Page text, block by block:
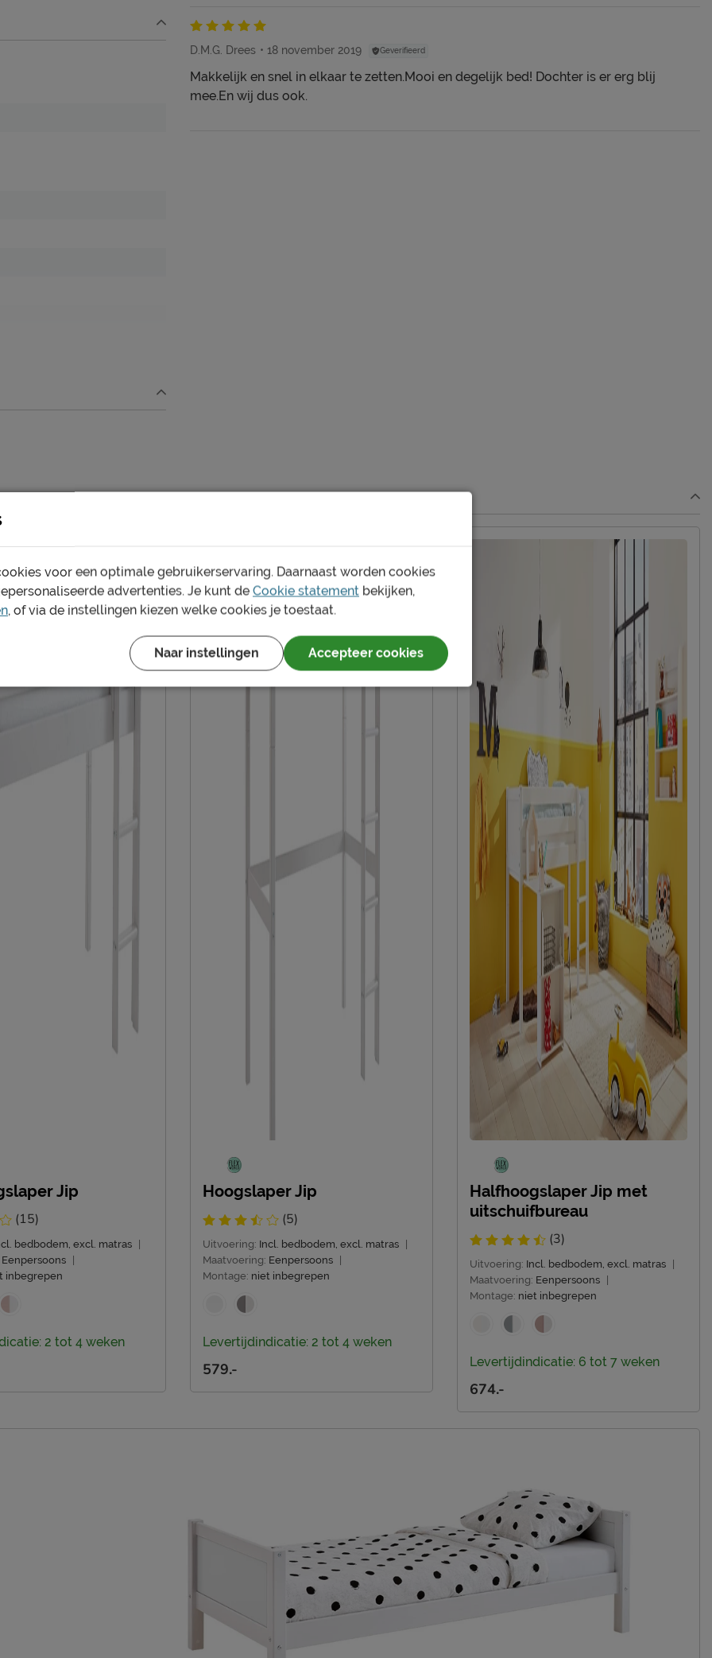
D.M.G. Drees 18 november 2019 Geverifieerd
Makkelijk en snel in elkaar te zetten.Mooi en degelijk bed! Dochter is er erg blij
mee.En wij dus ook.
én schoon houden. Alle
de bijpassende
Jip
(15)
bedbodem, excl. matras
Eenpersoons
inbegrepen
2 tot 4 weken
Hoogslaper Jip
(5)
Uitvoering: Incl. bedbodem, excl. matras
Maatvoering: Eenpersoons
Montage: niet inbegrepen
Levertijdindicatie: 2 tot 4 weken
579.-
Halfhoogslaper Jip met
uitschuifbureau
(3)
Uitvoering: Incl. bedbodem, excl. matras
Maatvoering: Eenpersoons
Montage: niet inbegrepen
Levertijdindicatie: 6 tot 7 weken
674.-
voor een optimale gebruikerservaring. Daarnaast worden cookies
advertenties. Je kunt de Cookie statement bekijken,
, of via de instellingen kiezen welke cookies je toestaat.
Naar instellingen Accepteer cookies